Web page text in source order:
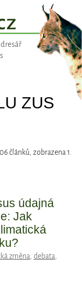
ZUS
článků, zobrazena 1.
údajná
Jak
změna, debata,